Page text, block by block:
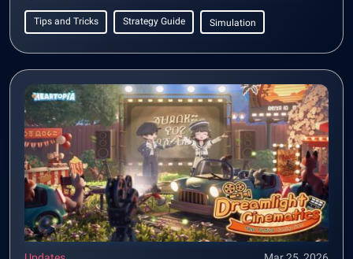
Tips and Tricks Strategy Guide Simulation